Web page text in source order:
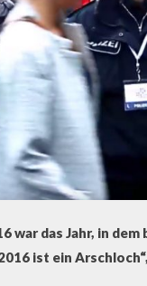
war das Jahr, in
ist ein